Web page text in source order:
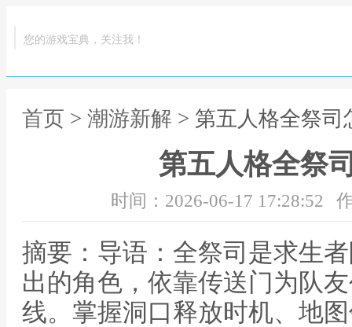
您的游戏宝典，关注我！
首页 > 潮游新解 > 第五人格全祭司
第五人格全祭
时间：2026-06-17 17:28:52
摘要：导语：全祭司是求生
出的角色，依靠传送门为队
线。掌握洞口释放时机、地